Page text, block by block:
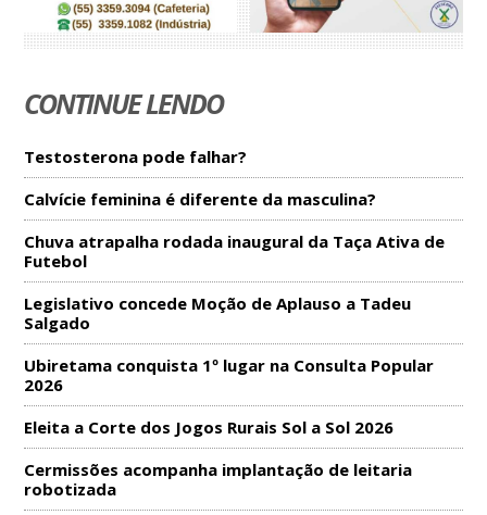
CONTINUE LENDO
Testosterona pode falhar?
Calvície feminina é diferente da masculina?
Chuva atrapalha rodada inaugural da Taça Ativa de
Futebol
Legislativo concede Moção de Aplauso a Tadeu
Salgado
Ubiretama conquista 1º lugar na Consulta Popular
2026
Eleita a Corte dos Jogos Rurais Sol a Sol 2026
Cermissões acompanha implantação de leitaria
robotizada